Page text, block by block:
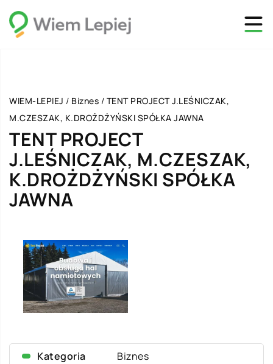
WIEM-LEPIEJ / Biznes / TENT PROJECT J.LEŚNICZAK,
M.CZESZAK, K.DROŻDŻYŃSKI SPÓŁKA JAWNA
TENT PROJECT
J.LEŚNICZAK, M.CZESZAK,
K.DROŻDŻYŃSKI SPÓŁKA
JAWNA
Kategoria
Biznes